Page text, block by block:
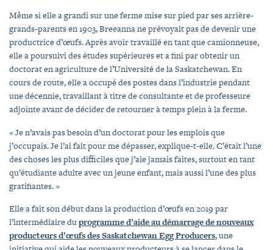
Même si elle a grandi sur une ferme mise sur pied par ses arrière-
grands-parents en 1903, Breeanna ne prévoyait pas de devenir une
productrice d’œufs. Après avoir travaillé en tant que camionneuse,
elle a poursuivi des études supérieures et a fini par obtenir un
doctorat en agriculture de l’Université de la Saskatchewan. En
cours de route, elle a occupé des postes dans l’industrie pendant
une décennie, travaillant à titre de consultante et de professeure
adjointe avant de décider de retourner à temps plein à la ferme.
« Je n’avais pas besoin d’un doctorat pour les emplois que
j’occupais. Je l’ai fait pour me dépasser, explique-t-elle. C’était l’une
des choses les plus difficiles que j’aie jamais faites, surtout en tant
qu’étudiante adulte avec un jeune enfant, mais aussi l’une des plus
gratifiantes. »
Elle a fait son début dans la production d’œufs en 2019 par
l’intermédiaire duprogramme d’aide au démarrage de nouveaux
producteurs d’œufs des Saskatchewan Egg Producers, une